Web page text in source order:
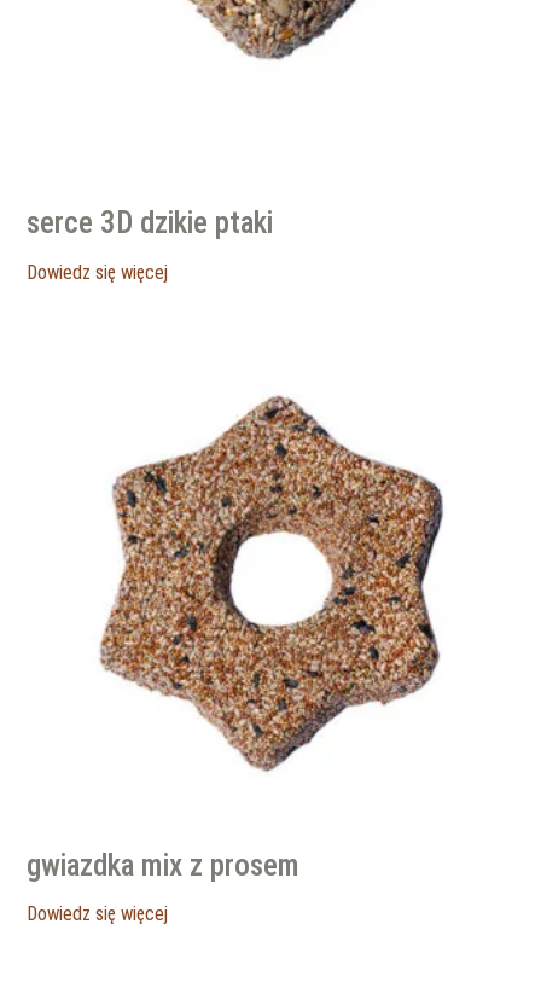
serce 3D dzikie ptaki
Dowiedz się więcej
gwiazdka mix z prosem
Dowiedz się więcej